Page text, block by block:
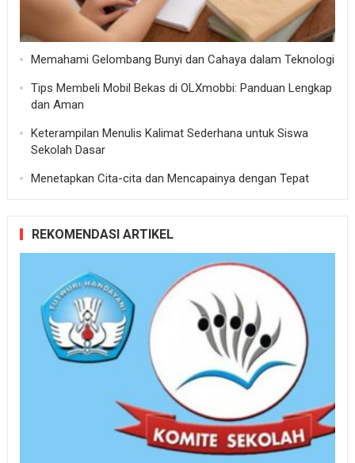
Memahami Gelombang Bunyi dan Cahaya dalam Teknologi
Tips Membeli Mobil Bekas di OLXmobbi: Panduan Lengkap
dan Aman
Keterampilan Menulis Kalimat Sederhana untuk Siswa
Sekolah Dasar
Menetapkan Cita-cita dan Mencapainya dengan Tepat
REKOMENDASI ARTIKEL